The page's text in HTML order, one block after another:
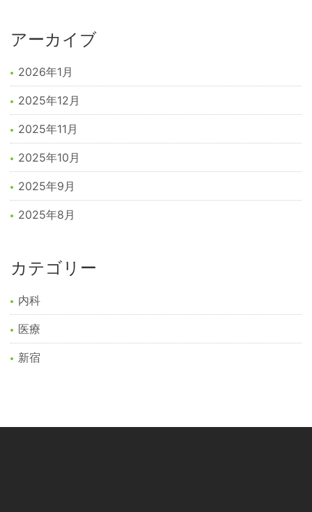
アーカイブ
2026年1月
2025年12月
2025年11月
2025年10月
2025年9月
2025年8月
カテゴリー
内科
医療
新宿